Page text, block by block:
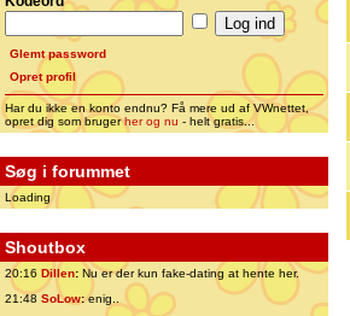
Glemt password
Opret profil
Har du ikke en konto endnu? Få mere ud af VWnettet,
opret dig som brugerher og nu - helt gratis...
Søg i forummet
Loading
Shoutbox
20:16 Dillen: Nu er der kun fake-dating at hente her.
21:48 SoLow:enig..